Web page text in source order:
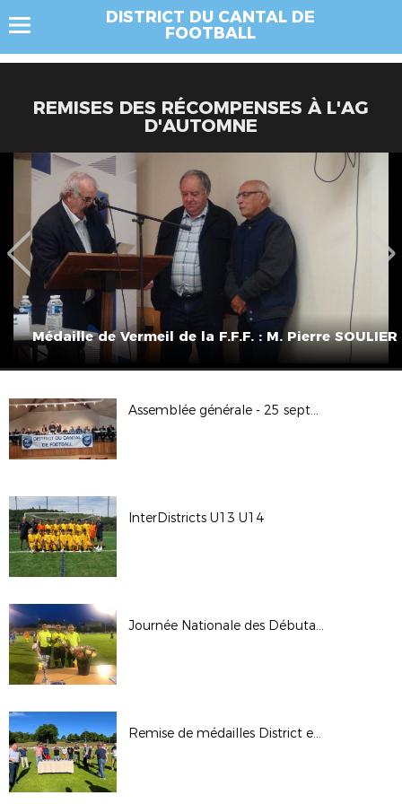
DISTRICT DU CANTAL DE
FOOTBALL
REMISES DES RÉCOMPENSES À L'AG
D'AUTOMNE
Médaille de Vermeil de la F.F.F. : M. Pierre SOULIER
Assemblée générale - 25 septembre 2022 - Valéjuols
InterDistricts U13 U14
Journée Nationale des Débutants et Finales Féminines
Remise de médailles District et Ligue